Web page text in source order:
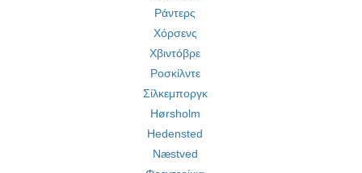
Ράντερς
Χόρσενς
Χβιντόβρε
Ροσκίλντε
Σίλκεμποργκ
Hørsholm
Hedensted
Næstved